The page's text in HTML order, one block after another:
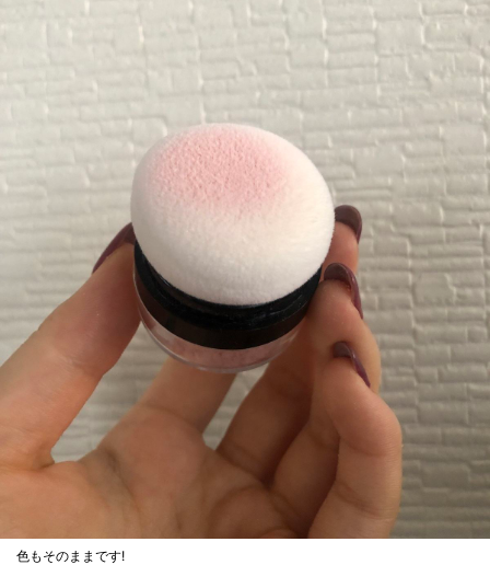
色もそのままです!